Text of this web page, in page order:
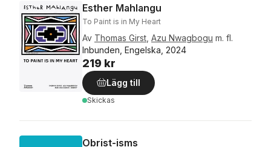
Esther Mahlangu
To Paint is in My Heart
Av Thomas Girst Azu Nwagbogu m. fl.
Inbunden, Engelska, 2024
219 kr
Lägg till
Skickas
Obrist-isms